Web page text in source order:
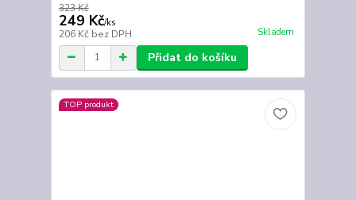
323 Kč
249 Kč/ks
206 Kč bez DPH Skladem
Přidat do košíku
TOP produkt